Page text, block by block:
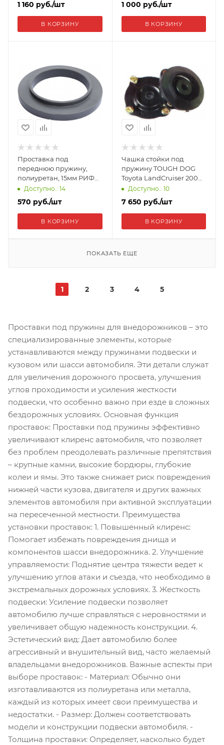
1 160 руб./шт
В КОРЗИНУ
полиуретан CS415-30
1 000 руб./шт
В КОРЗИНУ
Проставка под
переднюю пружину,
полиуретан, 15мм РИФ
Nissan Patrol Y60/61
CS490-15
Доступно.: 14
570 руб./шт
В КОРЗИНУ
Чашка стойки под
пружину TOUGH DOG
Toyota LandCruiser 200
TOY-1020
Доступно.: 10
7 650 руб./шт
В КОРЗИНУ
ПОКАЗАТЬ ЕЩЕ
1 2 3 4 5
Проставки под пружины для внедорожников – это
специализированные элементы, которые
устанавливаются между пружинами подвески и
кузовом или шасси автомобиля. Эти детали служат
для увеличения дорожного просвета, улучшения
углов проходимости и усиления жесткости
подвески, что особенно важно при езде в сложных
бездорожных условиях. Основная функция
проставок: Проставки под пружины эффективно
увеличивают клиренс автомобиля, что позволяет
без проблем преодолевать различные препятствия
– крупные камни, высокие бордюры, глубокие
колеи и ямы. Это также снижает риск повреждения
нижней части кузова, двигателя и других важных
элементов автомобиля при активной эксплуатации
на пересеченной местности. Преимущества
установки проставок: 1. Повышенный клиренс:
Помогает избежать повреждения днища и
компонентов шасси внедорожника. 2. Улучшение
управляемости: Поднятие центра тяжести ведет к
улучшению углов атаки и съезда, что необходимо в
экстремальных дорожных условиях. 3. Жесткость
подвески: Усиление подвески позволяет
автомобилю лучше справляться с неровностями и
увеличивает общую надежность конструкции. 4.
Эстетический вид: Дает автомобилю более
агрессивный и внушительный вид, часто желаемый
владельцами внедорожников. Важные аспекты при
выборе проставок: - Материал: Обычно они
изготавливаются из полиуретана или металла,
каждый из которых имеет свои преимущества и
недостатки. - Размер: Должен соответствовать
модели и конструкции подвески автомобиля. -
Толщина проставки: Определяет, насколько будет